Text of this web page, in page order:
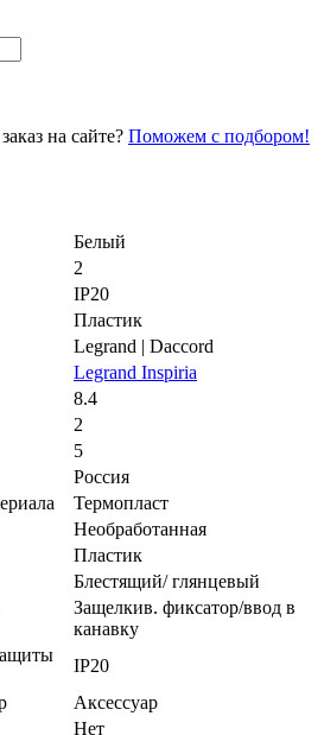
на сайте? Поможем с подбором!
Белый
2
IP20
Пластик
Legrand | Daccord
Legrand Inspiria
8.4
2
5
Россия
Термопласт
Необработанная
Пластик
Блестящий/ глянцевый
Защелкив. фиксатор/ввод в
канавку
IP20
Аксессуар
Нет